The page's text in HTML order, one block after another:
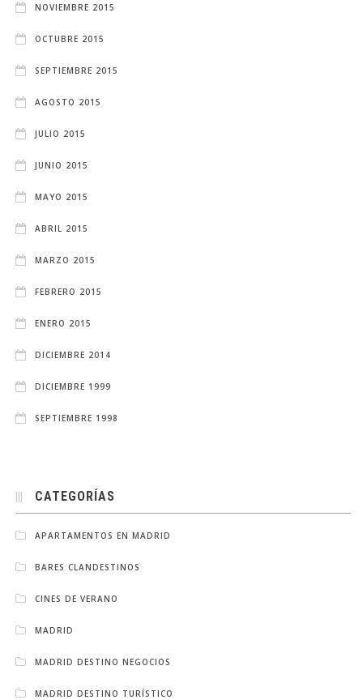
NOVIEMBRE 2015
OCTUBRE 2015
SEPTIEMBRE 2015
AGOSTO 2015
JULIO 2015
JUNIO 2015
MAYO 2015
ABRIL 2015
MARZO 2015
FEBRERO 2015
ENERO 2015
DICIEMBRE 2014
DICIEMBRE 1999
SEPTIEMBRE 1998
CATEGORÍAS
APARTAMENTOS EN MADRID
BARES CLANDESTINOS
CINES DE VERANO
MADRID
MADRID DESTINO NEGOCIOS
MADRID DESTINO TURÍSTICO